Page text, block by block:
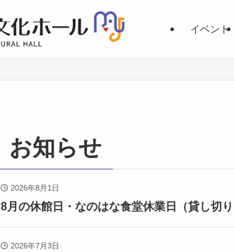
イベント
お知らせ
2026年8月1日
8月の休館日・なのはな食堂休業日（貸し切
2026年7月3日